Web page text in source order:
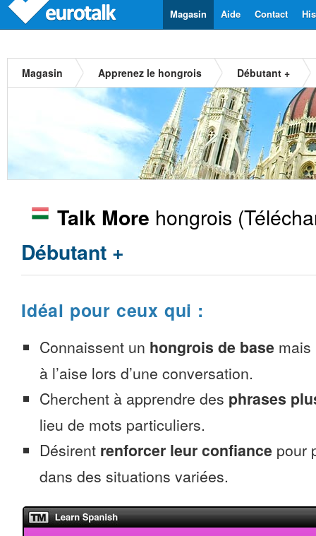
Contact
Aide
Magasin
Magasin Apprenez le hongrois Débutant +
Talk More hongrois
Débutant +
Idéal pour ceux qui :
Connaissent un hongrois de base mais
à l’aise lors d’une conversation.
Cherchent à apprendre des phrases
lieu de mots particuliers.
Désirent renforcer leur confiance pour
dans des situations variées.